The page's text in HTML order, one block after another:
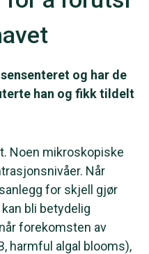
og har de
han og fikk tildelt
Noen mikroskopiske
Når
for skjell gjør
bli betydelig
forekomsten av
harmful algal blooms),